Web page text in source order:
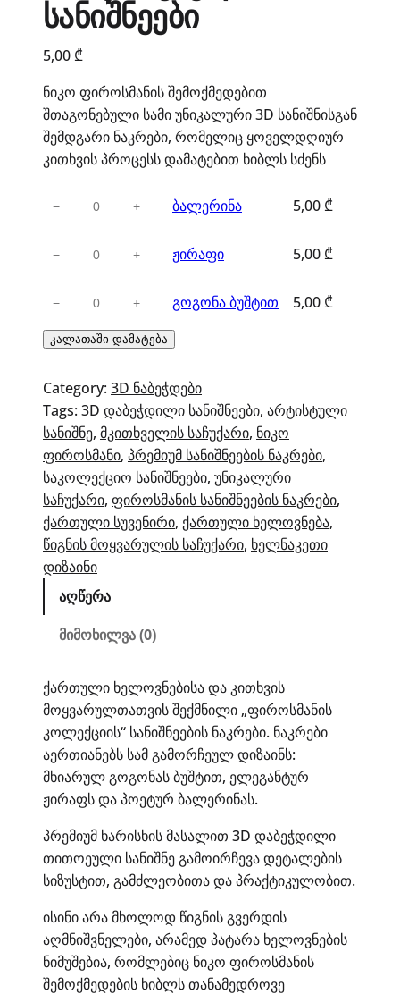
სანიშნეები
5,00₾
ნიკო ფიროსმანის შემოქმედებით
შთაგონებული სამი უნიკალური 3D სანიშნისგან
შემდგარი ნაკრები, რომელიც ყოველდღიურ
კითხვის პროცესს დამატებით ხიბლს სძენს
− + ბალერინა 5,00₾
− + ჟირაფი 5,00₾
ბუშტით
− + გოგონა ბუშტით 5,00₾
კალათაში დამატება
Category: 3D ნაბეჭდები
Tags: 3D დაბეჭდილი სანიშნეები, არტისტული
სანიშნე, მკითხველის საჩუქარი, ნიკო
ფიროსმანი, პრემიუმ სანიშნეების ნაკრები
საკოლექციო სანიშნეები, უნიკალური
საჩუქარი, ფიროსმანის სანიშნეების ნაკრები
ქართული სუვენირი, ქართული ხელოვნება
წიგნის მოყვარულის საჩუქარი, ხელნაკეთი
დიზაინი
აღწერა
მიმოხილვა (0)
ქართული ხელოვნებისა და კითხვის
მოყვარულთათვის შექმნილი „ფიროსმანის
კოლექციის“ სანიშნეების ნაკრები. ნაკრები
აერთიანებს სამ გამორჩეულ დიზაინს:
მხიარულ გოგონას ბუშტით, ელეგანტურ
ჟირაფს და პოეტურ ბალერინას.
პრემიუმ ხარისხის მასალით 3D დაბეჭდილი
თითოეული სანიშნე გამოირჩევა დეტალების
სიზუსტით, გამძლეობითა და პრაქტიკულობით.
ისინი არა მხოლოდ წიგნის გვერდის
აღმნიშვნელები, არამედ პატარა ხელოვნების
ნიმუშებია, რომლებიც ნიკო ფიროსმანის
შემოქმედების ხიბლს თანამედროვე